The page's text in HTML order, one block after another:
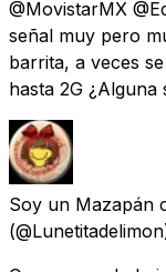
@MovistarMX
señal muy pero
barrita, a veces
hasta 2G
Soy un Mazapán